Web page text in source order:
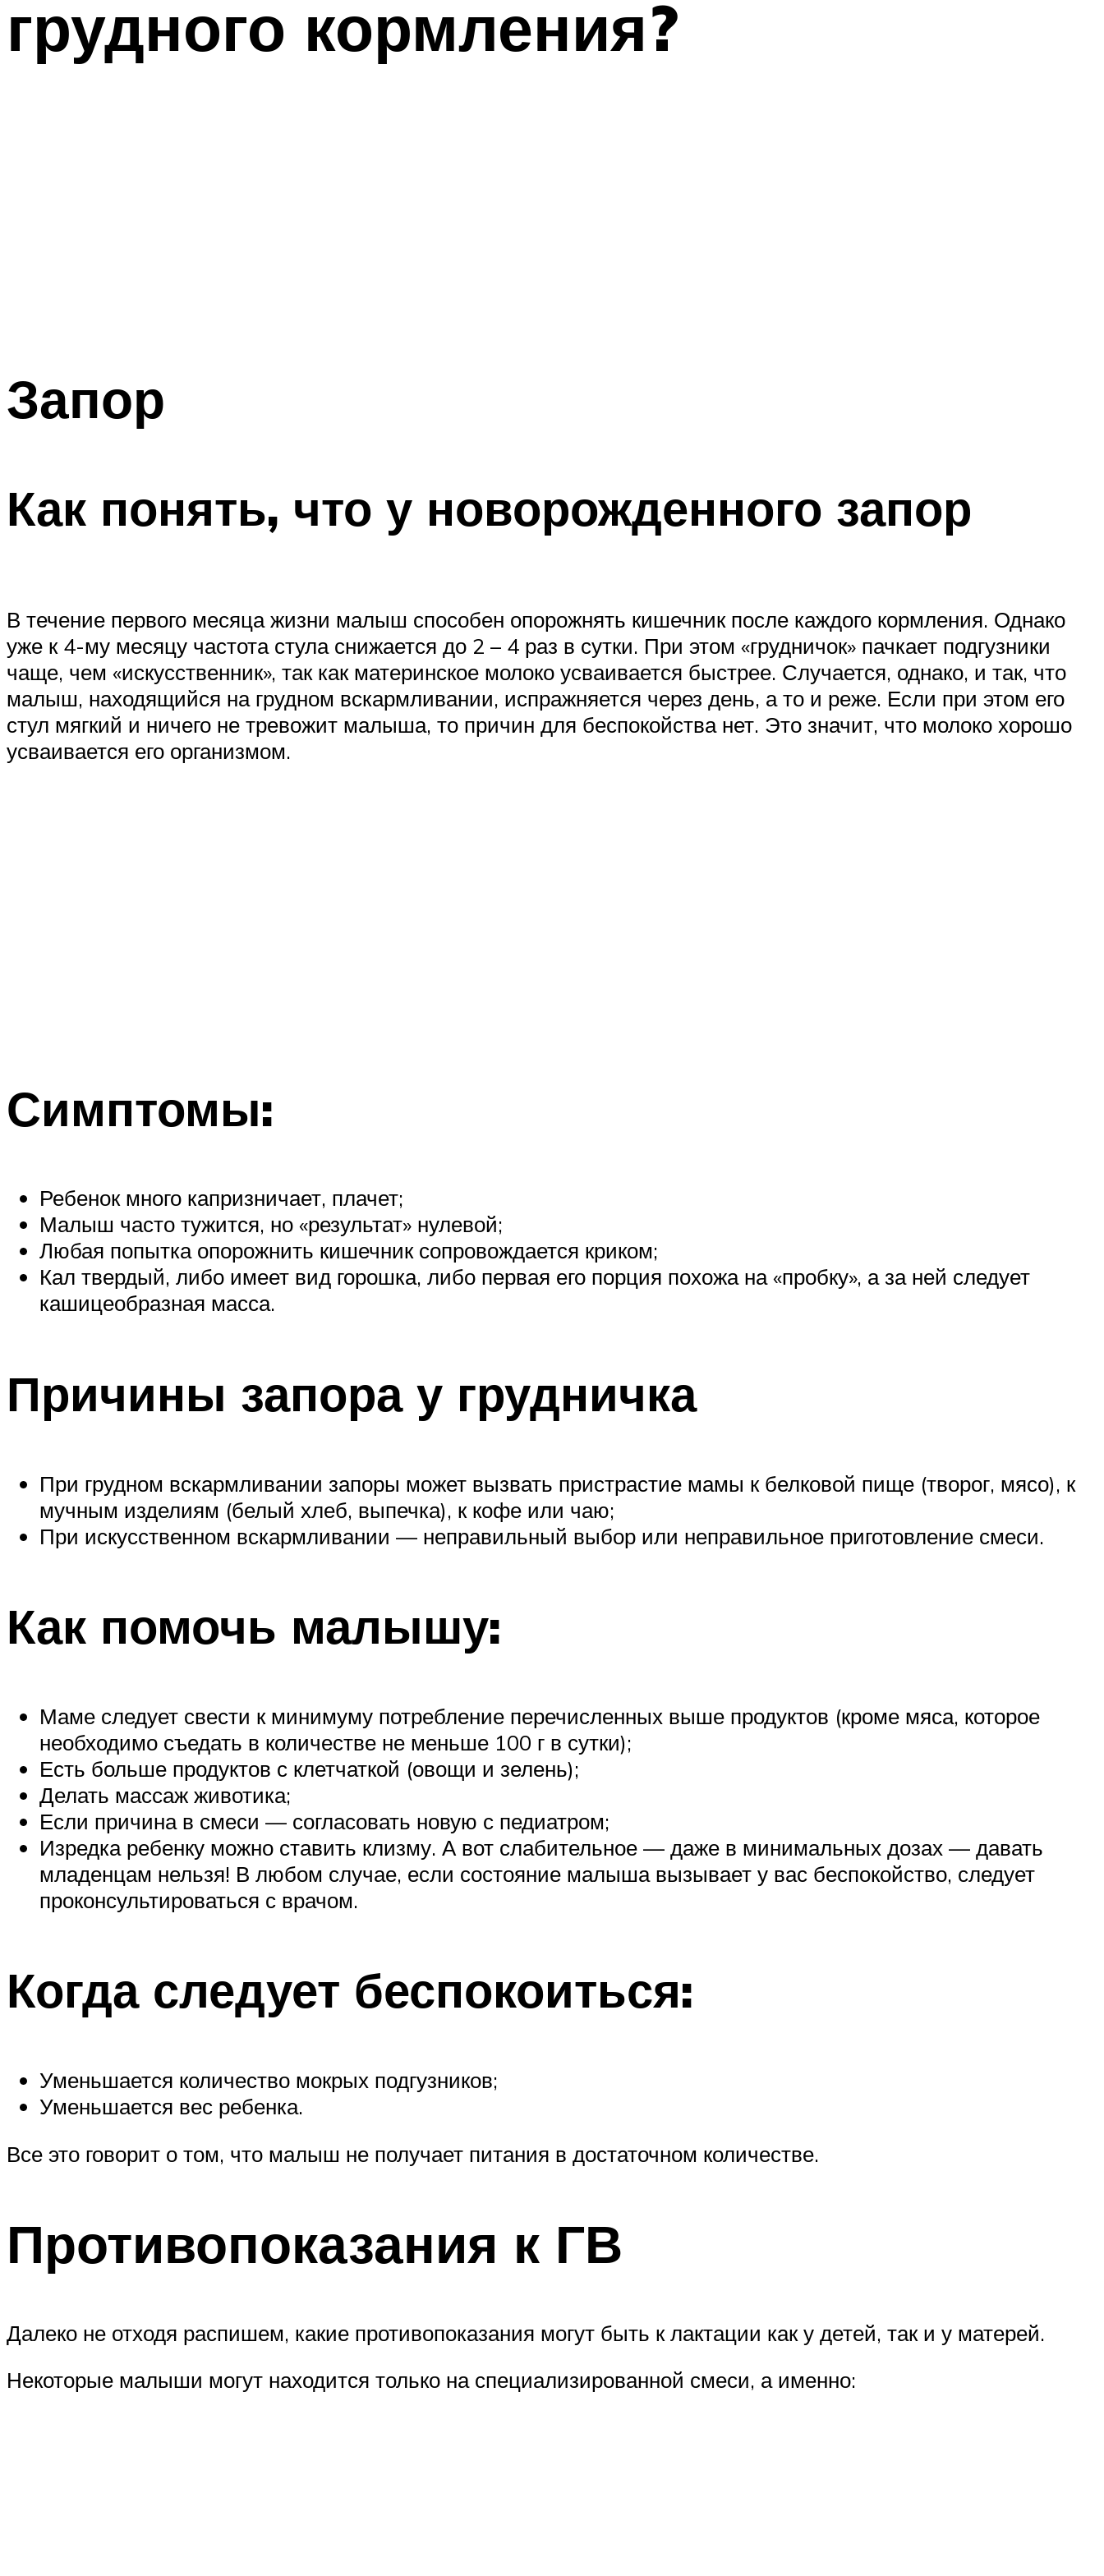
грудного кормления?
Запор
Как понять, что у новорожденного запор
В течение первого месяца жизни малыш способен опорожнять кишечник после каждого кормления. Однако
уже к 4-му месяцу частота стула снижается до 2 – 4 раз в сутки. При этом «грудничок» пачкает подгузники
чаще, чем «искусственник», так как материнское молоко усваивается быстрее. Случается, однако, и так, что
малыш, находящийся на грудном вскармливании, испражняется через день, а то и реже. Если при этом его
стул мягкий и ничего не тревожит малыша, то причин для беспокойства нет. Это значит, что молоко хорошо
усваивается его организмом.
Симптомы:
Ребенок много капризничает, плачет;
Малыш часто тужится, но «результат» нулевой;
Любая попытка опорожнить кишечник сопровождается криком;
Кал твердый, либо имеет вид горошка, либо первая его порция похожа на «пробку», а за ней следует
кашицеобразная масса.
Причины запора у грудничка
При грудном вскармливании запоры может вызвать пристрастие мамы к белковой пище (творог, мясо), к
мучным изделиям (белый хлеб, выпечка), к кофе или чаю;
При искусственном вскармливании — неправильный выбор или неправильное приготовление смеси.
Как помочь малышу:
Маме следует свести к минимуму потребление перечисленных выше продуктов (кроме мяса, которое
необходимо съедать в количестве не меньше 100 г в сутки);
Есть больше продуктов с клетчаткой (овощи и зелень);
Делать массаж животика;
Если причина в смеси — согласовать новую с педиатром;
Изредка ребенку можно ставить клизму. А вот слабительное — даже в минимальных дозах — давать
младенцам нельзя! В любом случае, если состояние малыша вызывает у вас беспокойство, следует
проконсультироваться с врачом.
Когда следует беспокоиться:
Уменьшается количество мокрых подгузников;
Уменьшается вес ребенка.
Все это говорит о том, что малыш не получает питания в достаточном количестве.
Противопоказания к ГВ
Далеко не отходя распишем, какие противопоказания могут быть к лактации как у детей, так и у матерей.
Некоторые малыши могут находится только на специализированной смеси, а именно: